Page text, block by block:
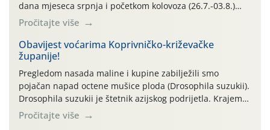
dana mjeseca srpnja i početkom kolovoza (26.7.-03.8.)
traje izuzetno nepovoljno meteorološko razdoblje za rast
i razvoj korjenastog povrća: najviše dnevne temperature
zraka zadnjih su devet dana u rasponu 30,7°-38,0°C!
Drugi ovogodišnji “toplinski udar” naročito je izražen
zadnja četiri dana (31.7.-03.8.), […]
Pročitajte više
Obavijest voćarima Koprivničko-križevačke
županije!
Pregledom nasada maline i kupine zabilježili smo
pojačan napad octene mušice ploda (Drosophila suzukii).
Drosophila suzukii je štetnik azijskog podrijetla. Krajem
2010. godine prvi puta je registriran u Hrvatskoj, a u
rujnu 2016. godine na našem su području zabilježene
Pročitajte više